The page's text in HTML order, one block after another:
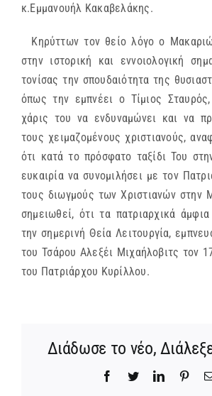
κ.Εμμανουήλ Κακαβελάκης.
Κηρύττων τον θείο λόγο ο
στην ιστορική και εννοιολογική
τονίσας την σπουδαιότητα της
όπως την εμπνέει ο Τίμιος
χάρις του να ενδυναμώνει και να
τους χειμαζομένους χριστιανούς,
ότι κατά το πρόσφατο ταξίδι Του
ευκαιρία να συνομιλήσει με τον
τους διωγμούς των Χριστιανών στην
σημειωθεί, ότι τα πατριαρχικά
την σημερινή Θεία Λειτουργία,
του Τσάρου Αλεξέι Μιχαήλοβιτς τον
του Πατριάρχου Κυρίλλου.
Διάδωσε το νέο,
Facebook
TwitterLinkedIn